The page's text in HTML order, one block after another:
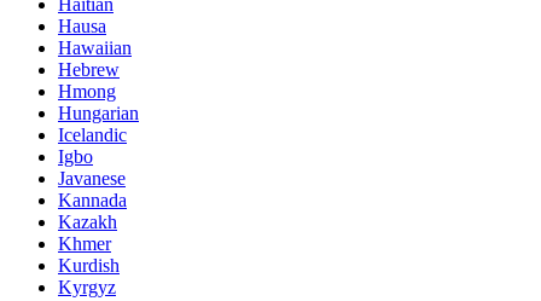
Haitian
Hausa
Hawaiian
Hebrew
Hmong
Hungarian
Icelandic
Igbo
Javanese
Kannada
Kazakh
Khmer
Kurdish
Kyrgyz